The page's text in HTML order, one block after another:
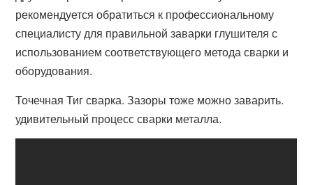
рекомендуется обратиться к профессиональному
специалисту для правильной заварки глушителя с
использованием соответствующего метода сварки и
оборудования.
Точечная Тиг сварка. Зазоры тоже можно заварить.
удивительный процесс сварки металла.